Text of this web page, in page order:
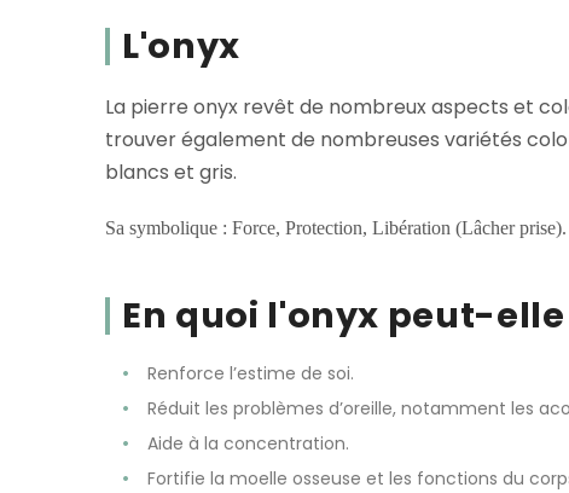
L'onyx
La pierre onyx revêt de nombreux aspects et
trouver également de nombreuses variétés
blancs et gris.
Sa symbolique : Force, Protection, Libération (Lâcher prise).
En quoi l'onyx peut-
Renforce l’estime de soi.
Réduit les problèmes d’oreille, notamment les
Aide à la concentration.
Fortifie la moelle osseuse et les fonctions du